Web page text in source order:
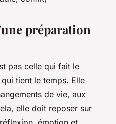
préparation
pas celle qui fait le
tient le temps. Elle
de vie, aux
elle doit reposer sur
émotion et